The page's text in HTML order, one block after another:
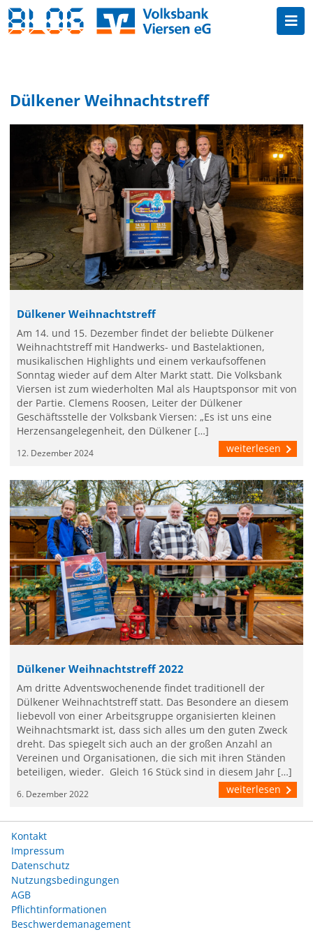
Dülkener Weihnachtstreff
Dülkener Weihnachtstreff
Am 14. und 15. Dezember findet der beliebte Dülkener
Weihnachtstreff mit Handwerks- und Bastelaktionen,
musikalischen Highlights und einem verkaufsoffenen
Sonntag wieder auf dem Alter Markt statt. Die Volksbank
Viersen ist zum wiederholten Mal als Hauptsponsor mit von
der Partie. Clemens Roosen, Leiter der Dülkener
Geschäftsstelle der Volksbank Viersen: „Es ist uns eine
Herzensangelegenheit, den Dülkener […]
12. Dezember 2024 weiterlesen
Dülkener Weihnachtstreff 2022
Am dritte Adventswochenende findet traditionell der
Dülkener Weihnachtstreff statt. Das Besondere an diesem
liebevoll von einer Arbeitsgruppe organisierten kleinen
Weihnachtsmarkt ist, dass sich alles um den guten Zweck
dreht. Das spiegelt sich auch an der großen Anzahl an
Vereinen und Organisationen, die sich mit ihren Ständen
beteiligen, wieder. Gleich 16 Stück sind in diesem Jahr […]
6. Dezember 2022 weiterlesen
Kontakt
Impressum
Datenschutz
Nutzungsbedingungen
AGB
Pflichtinformationen
Beschwerdemanagement